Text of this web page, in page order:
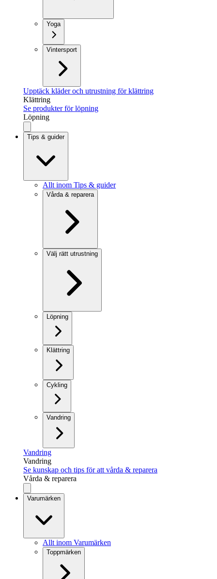
Yoga
Vintersport
Upptäck kläder och utrustning för klättring
Klättring
Se produkter för löpning
Löpning
Tips & guider
Allt inom Tips & guider
Vårda & reparera
Välj rätt utrustning
Löpning
Klättring
Cykling
Vandring
Vandring
Vandring
Se kunskap och tips för att vårda & reparera
Vårda & reparera
Varumärken
Allt inom Varumärken
Toppmärken